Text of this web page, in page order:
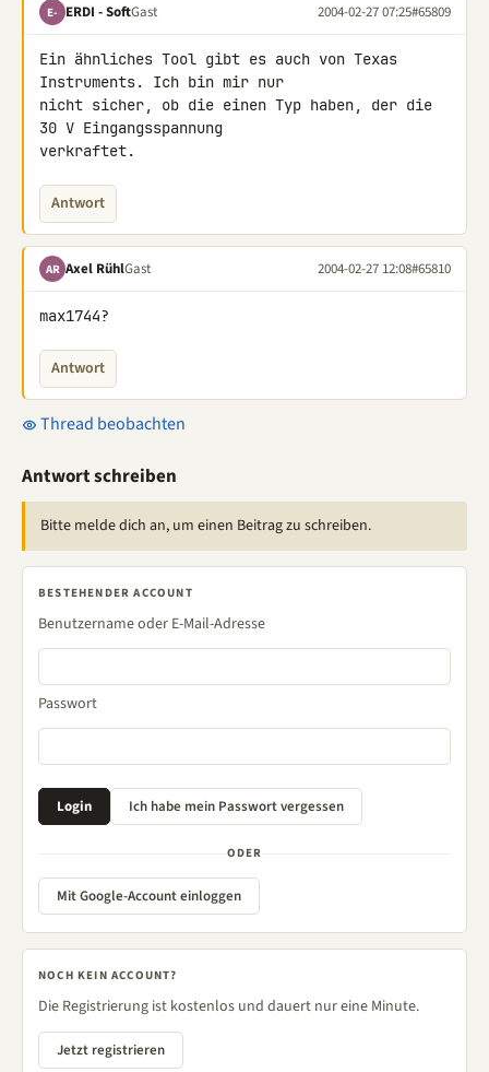
E- ERDI - SoftGast 2004-02-27 07:25#65809
Ein ähnliches Tool gibt es auch von Texas
Instruments. Ich bin mir nur
nicht sicher, ob die einen Typ haben, der die
30 V Eingangsspannung
verkraftet.
Antwort
AR Axel RühlGast 2004-02-27 12:08#65810
max1744?
Antwort
Thread beobachten
Antwort schreiben
Bitte melde dich an, um einen Beitrag zu schreiben.
BESTEHENDER ACCOUNT
Benutzername oder E-Mail-Adresse
Passwort
ODER
Mit Google-Account einloggen
NOCH KEIN ACCOUNT?
Die Registrierung ist kostenlos und dauert nur eine Minute.
Jetzt registrieren